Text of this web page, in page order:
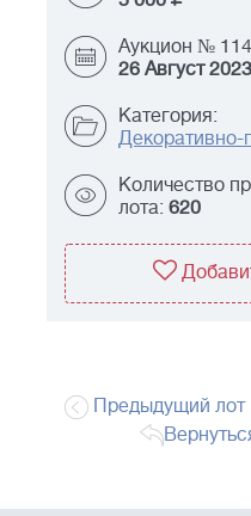
Аукцион №
26 Август
Категория:
Декоративно-
Количество
лота: 620
Предыдущий лот